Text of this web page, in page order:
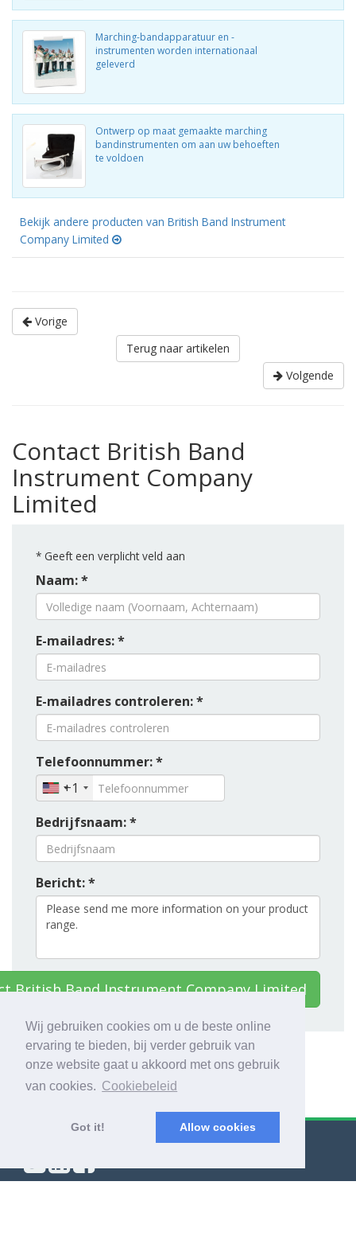
Wij gebruiken cookies om u de beste online
ervaring te bieden, bij verder gebruik van
onze website gaat u akkoord met ons gebruik
van cookies. Cookiebeleid
Got it! Allow cookies
Marching-bandapparatuur en -
instrumenten worden internationaal
geleverd
Ontwerp op maat gemaakte marching
bandinstrumenten om aan uw behoeften
te voldoen
Bekijk andere producten van British Band Instrument
Company Limited
Vorige
Terug naar artikelen
Volgende
Contact British Band
Instrument Company
Limited
* Geeft een verplicht veld aan
Naam: *
E-mailadres: *
E-mailadres controleren: *
Telefoonnummer: *
+1
Bedrijfsnaam: *
Bericht: *
British Band Instrument Company Limited
© Export Worldwide 2026